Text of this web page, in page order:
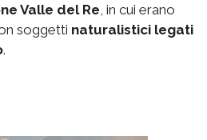
Valle del Re , in cui erano
soggetti naturalistici legati
.